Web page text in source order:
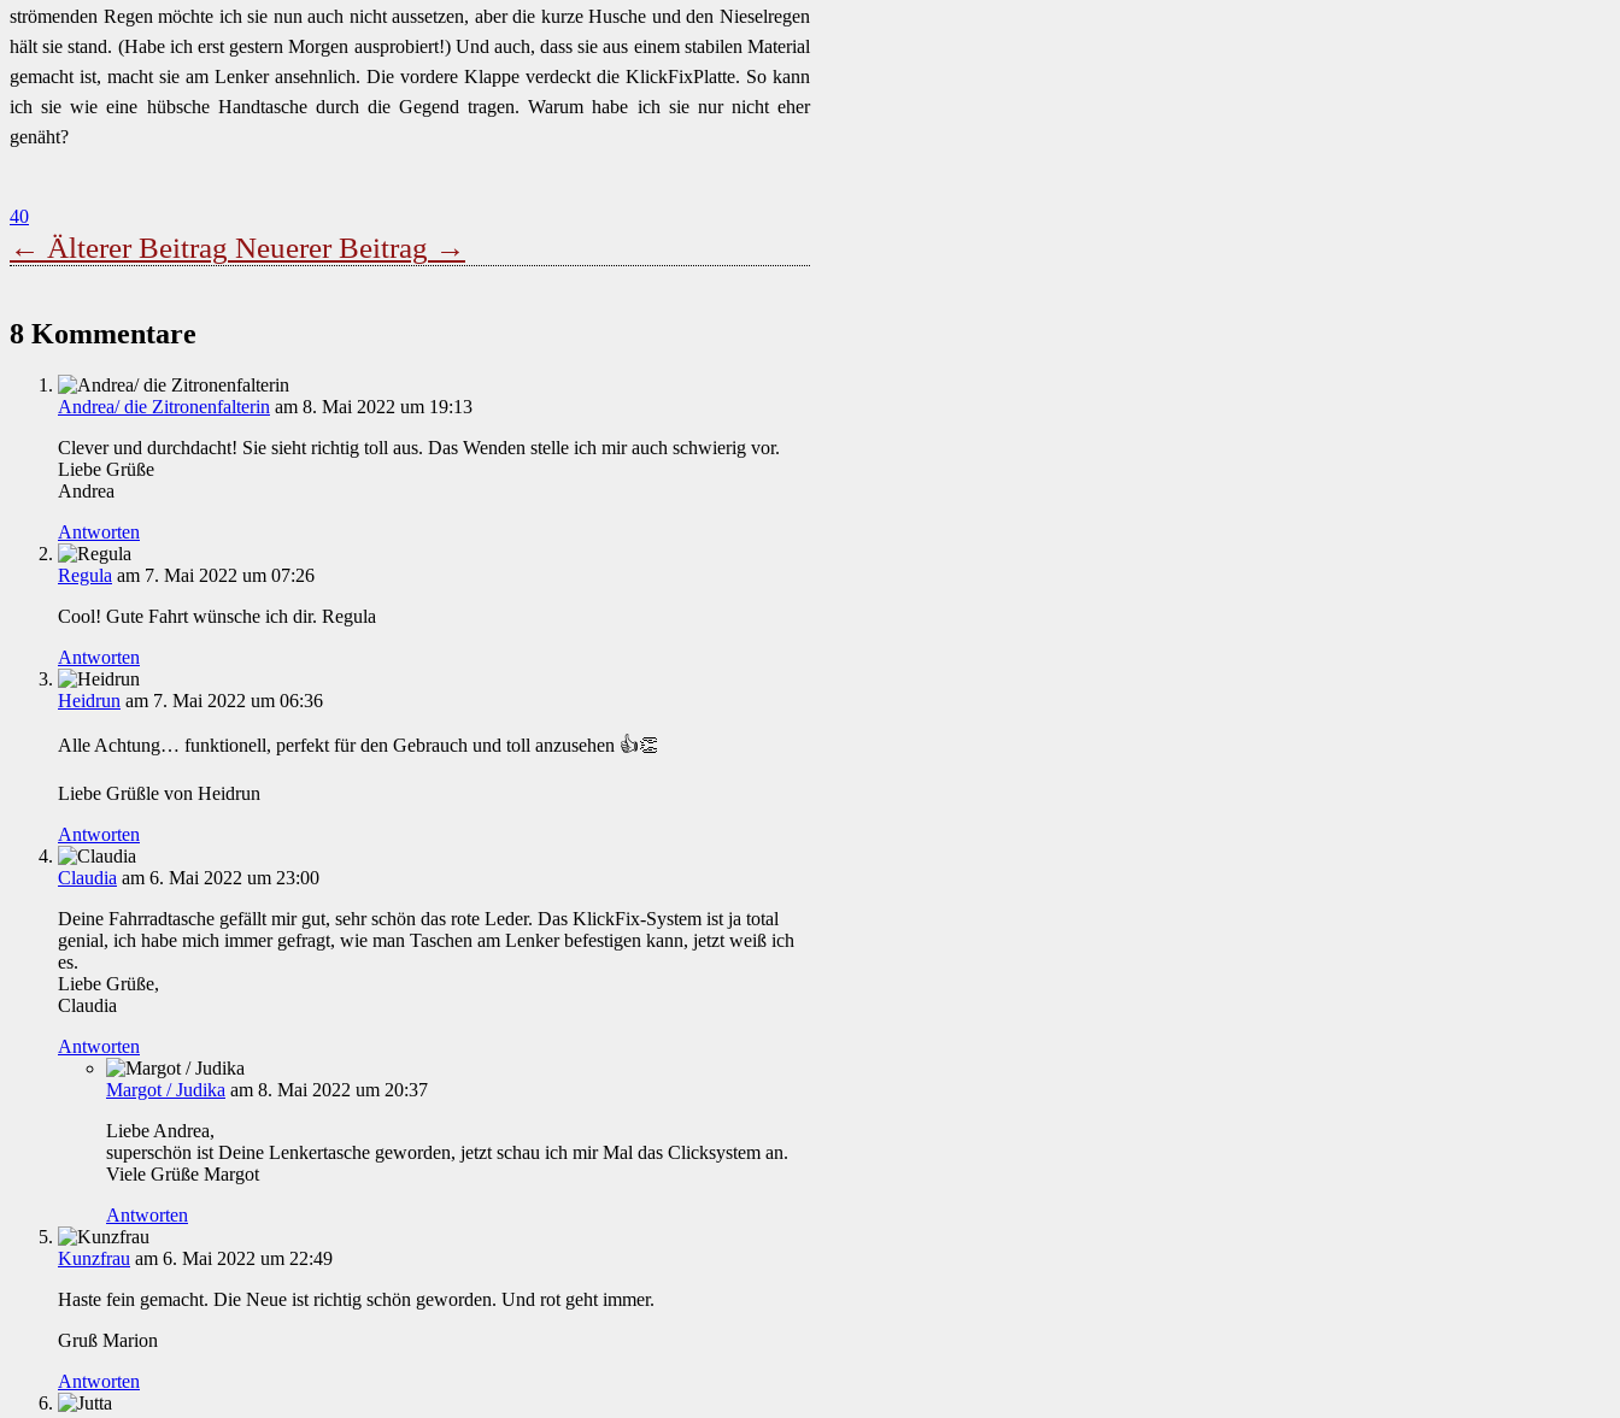
strömenden Regen möchte ich sie nun auch nicht aussetzen, aber die kurze Husche und den Nieselregen
hält sie stand. (Habe ich erst gestern Morgen ausprobiert!) Und auch, dass sie aus einem stabilen Material
gemacht ist, macht sie am Lenker ansehnlich. Die vordere Klappe verdeckt die KlickFixPlatte. So kann
ich sie wie eine hübsche Handtasche durch die Gegend tragen. Warum habe ich sie nur nicht eher
genäht?
40
← Älterer Beitrag Neuerer Beitrag →
8 Kommentare
Andrea/ die Zitronenfalterin am 8. Mai 2022 um 19:13
Clever und durchdacht! Sie sieht richtig toll aus. Das Wenden stelle ich mir auch schwierig vor.
Liebe Grüße
Andrea
Antworten
Regula am 7. Mai 2022 um 07:26
Cool! Gute Fahrt wünsche ich dir. Regula
Antworten
Heidrun am 7. Mai 2022 um 06:36
Alle Achtung… funktionell, perfekt für den Gebrauch und toll anzusehen 👍👏
Liebe Grüßle von Heidrun
Antworten
Claudia am 6. Mai 2022 um 23:00
Deine Fahrradtasche gefällt mir gut, sehr schön das rote Leder. Das KlickFix-System ist ja total
genial, ich habe mich immer gefragt, wie man Taschen am Lenker befestigen kann, jetzt weiß ich
es.
Liebe Grüße,
Claudia
Antworten
Margot / Judika am 8. Mai 2022 um 20:37
Liebe Andrea,
superschön ist Deine Lenkertasche geworden, jetzt schau ich mir Mal das Clicksystem an.
Viele Grüße Margot
Antworten
Kunzfrau am 6. Mai 2022 um 22:49
Haste fein gemacht. Die Neue ist richtig schön geworden. Und rot geht immer.
Gruß Marion
Antworten